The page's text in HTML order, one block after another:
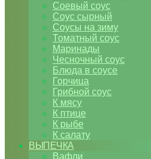
Соевый соус
Соус сырный
Соусы на зиму
Томатный соус
Маринады
Чесночный соус
Блюда в соусе
Горчица
Грибной соус
К мясу
К птице
К рыбе
К салату
ВЫПЕЧКА
Вафли